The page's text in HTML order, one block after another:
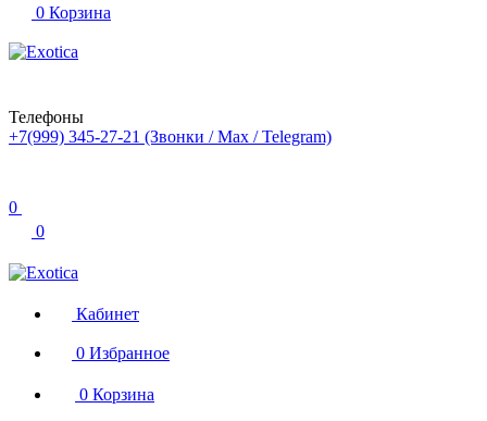
0 Корзина
Телефоны
+7(999) 345-27-21 (Звонки / Max / Telegram)
0
0
Кабинет
0 Избранное
0 Корзина